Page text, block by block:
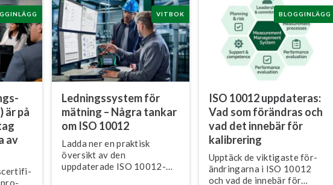
är på
av
pro­
VITBOK
Led­nings­sy­stem för
mätning – Några tankar
om ISO 10012
Ladda ner en praktisk
översikt av den
uppdaterade ISO 10012-
BLOGGINLÄGG
ISO 10012 uppdateras:
Vad som förändras och
vad det innebär för
kalibrering
Upptäck de viktigaste för­
änd­ring­ar­na i ISO 10012
och vad de innebär för